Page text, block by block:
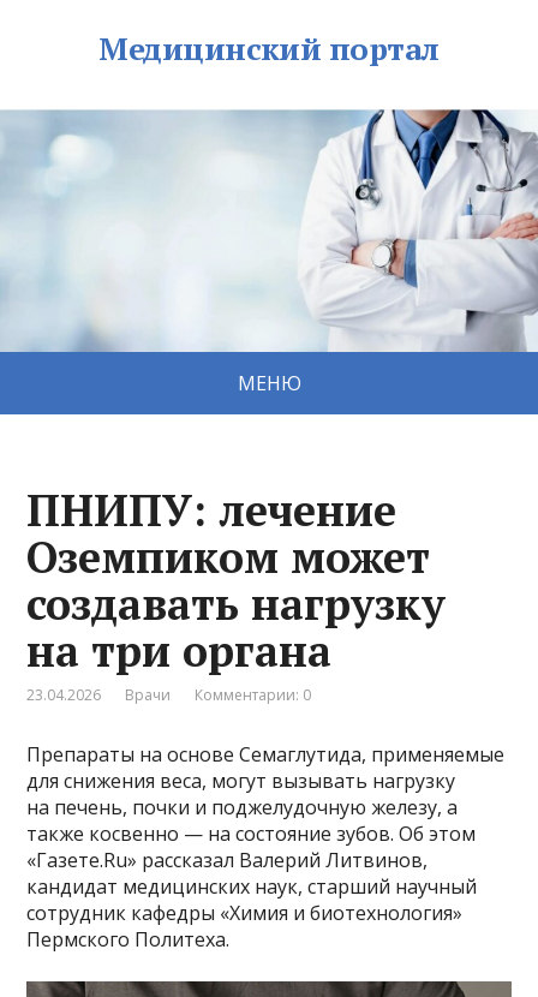
Медицинский портал
МЕНЮ
ПНИПУ: лечение
Оземпиком может
создавать нагрузку
на три органа
23.04.2026 Врачи Комментарии: 0
Препараты на основе Семаглутида, применяемые
для снижения веса, могут вызывать нагрузку
на печень, почки и поджелудочную железу, а
также косвенно — на состояние зубов. Об этом
«Газете.Ru» рассказал Валерий Литвинов,
кандидат медицинских наук, старший научный
сотрудник кафедры «Химия и биотехнология»
Пермского Политеха.